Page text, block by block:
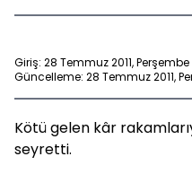
Giriş: 28 Temmuz 2011, Perşembe
Güncelleme: 28 Temmuz 2011,
Kötü gelen kâr
seyretti.